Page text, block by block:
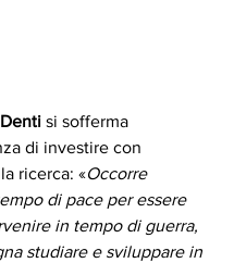
Denti si sofferma
di investire con
ricerca: «Occorre
di pace per essere
in tempo di guerra,
studiare e sviluppare in